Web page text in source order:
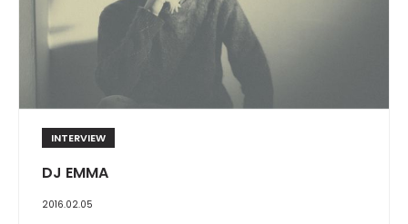
INTERVIEW
DJ EMMA
2016.02.05